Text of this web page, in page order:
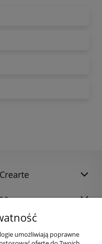
umożliwiają poprawne